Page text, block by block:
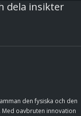
dela insikter
den fysiska och den
oavbruten innovation